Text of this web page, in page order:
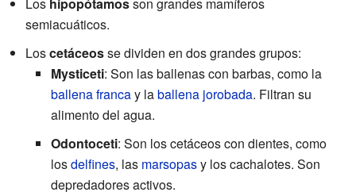
semiacuáticos.
Loscetáceosse dividen en dos grandes grupos:
Mysticeti: Son las ballenas con barbas, como la
ballena francay laballena jorobada. Filtran su
alimento del agua.
Odontoceti: Son los cetáceos con dientes, como
losdelfines, las marsopasy los cachalotes. Son
depredadores activos.